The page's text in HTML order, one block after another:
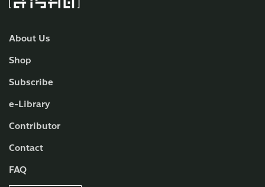
About Us
Shop
Subscribe
e-Library
Contributor
Contact
FAQ